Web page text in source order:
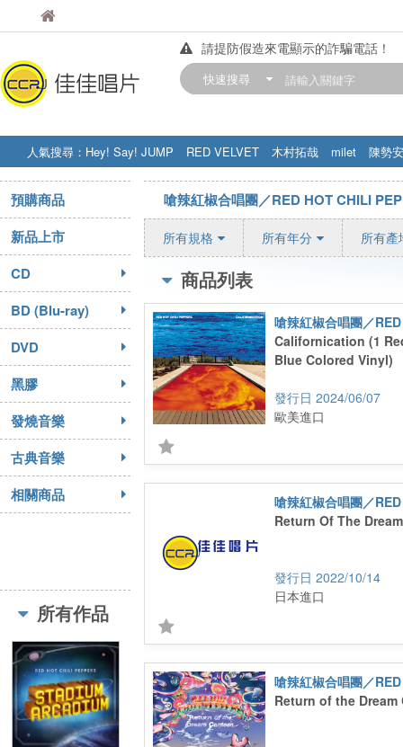
佳佳唱片
請提防假造來電顯示的詐騙電話！
【中華門市營業時間調整公告】
快速搜尋
人氣搜尋： Hey! Say! JUMP RED VELVET 木村拓哉 milet
陳勢安
STRAY KIDS
盧廣仲 周杰伦
預購商品
新品上市
CD
BD (Blu-ray)
DVD
黑膠
發燒音樂
古典音樂
相關商品
所有作品
嗆辣紅椒合唱團／RED HOT CHILI
所有規格 所有年分 所有產
商品列表
Californication (1
Blue Colored Vinyl)
2024/06/07
歐美進口
Return Of The
2022/10/14
日本進口
Return of the Dream